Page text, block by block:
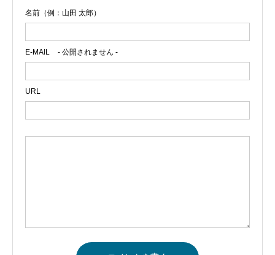
名前（例：山田 太郎）
E-MAIL - 公開されません -
URL